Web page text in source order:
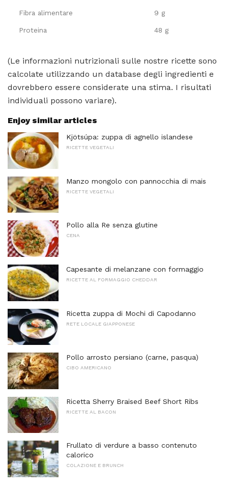
Fibra alimentare 9 g
Proteina 48 g
(Le informazioni nutrizionali sulle nostre ricette sono
calcolate utilizzando un database degli ingredienti e
dovrebbero essere considerate una stima. I risultati
individuali possono variare).
Enjoy similar articles
Kjötsúpa: zuppa di agnello islandese
RICETTE VEGETALI
Manzo mongolo con pannocchia di mais
RICETTE VEGETALI
Pollo alla Re senza glutine
CENA
Capesante di melanzane con formaggio
RICETTE AL FORMAGGIO CHEDDAR
Ricetta zuppa di Mochi di Capodanno
RETE LOCALE GIAPPONESE
Pollo arrosto persiano (carne, pasqua)
CIBO AMERICANO
Ricetta Sherry Braised Beef Short Ribs
RICETTE AL BACON
Frullato di verdure a basso contenuto
calorico
COLAZIONE E BRUNCH